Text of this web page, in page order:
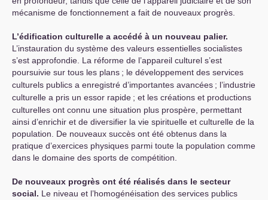
mécanisme de fonctionnement a fait de nouveaux progrès.
L’édification culturelle a accédé à un nouveau palier.
L’instauration du système des valeurs essentielles socialistes
s’est approfondie. La réforme de l’appareil culturel s’est
poursuivie sur tous les plans ; le développement des services
culturels publics a enregistré d’importantes avancées ; l’industrie
culturelle a pris un essor rapide ; et les créations et productions
culturelles ont connu une situation plus prospère, permettant
ainsi d’enrichir et de diversifier la vie spirituelle et culturelle de la
population. De nouveaux succès ont été obtenus dans la
pratique d’exercices physiques parmi toute la population comme
dans le domaine des sports de compétition.
De nouveaux progrès ont été réalisés dans le secteur
social. Le niveau et l’homogénéisation des services publics